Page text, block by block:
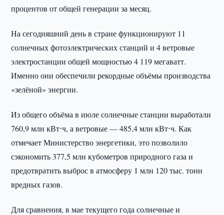
процентов от общей генерации за месяц.
На сегодняшний день в стране функционируют 11
солнечных фотоэлектрических станций и 4 ветровые
электростанции общей мощностью 4 119 мегаватт.
Именно они обеспечили рекордные объёмы производства
«зелёной» энергии.
Из общего объёма в июле солнечные станции выработали
760,9 млн кВт⋅ч, а ветровые — 485,4 млн кВт⋅ч. Как
отмечает Министерство энергетики, это позволило
сэкономить 377,5 млн кубометров природного газа и
предотвратить выброс в атмосферу 1 млн 120 тыс. тонн
вредных газов.
Для сравнения, в мае текущего года солнечные и